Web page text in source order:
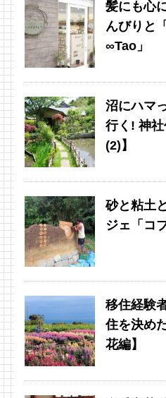
髪にも心
んびりと
∞Tao」
沼にハマ
行く! 神
(2)】
砂と粘土
ジェ「コ
移住経験
住を決め
花編】